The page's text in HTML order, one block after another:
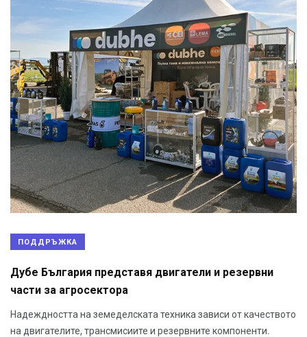
ПОДДРЪЖКА
Дубе България представя двигатели и резервни
части за агросектора
Надеждността на земеделската техника зависи от качеството
на двигателите, трансмисиите и резервните компоненти.